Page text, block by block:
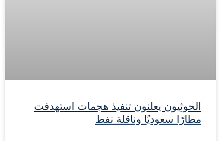
الحوثيون يعلنون تنفيذ هجمات استهدفت
مطارًا سعوديًا وناقلة نفط